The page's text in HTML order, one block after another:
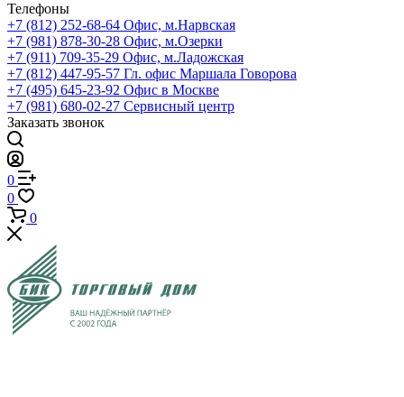
Телефоны
+7 (812) 252-68-64 Офис, м.Нарвская
+7 (981) 878-30-28 Офис, м.Озерки
+7 (911) 709-35-29 Офис, м.Ладожская
+7 (812) 447-95-57 Гл. офис Маршала Говорова
+7 (495) 645-23-92 Офис в Москве
+7 (981) 680-02-27 Сервисный центр
Заказать звонок
0
0
0